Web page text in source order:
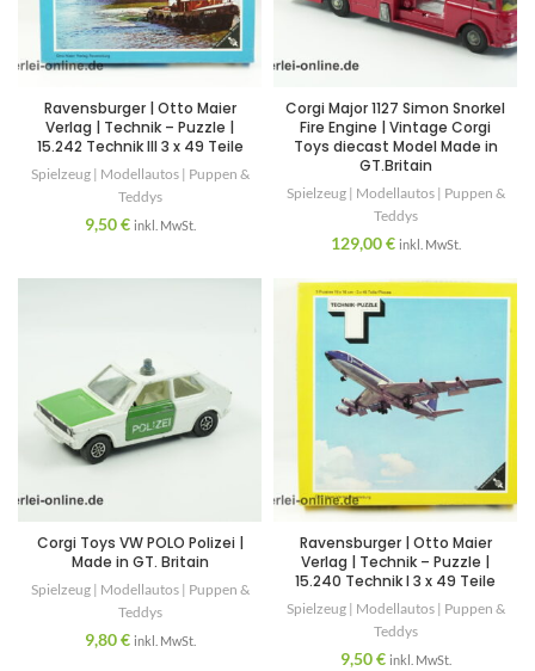
Ravensburger | Otto Maier
Verlag | Technik – Puzzle |
15.242 Technik III 3 x 49 Teile
Spielzeug | Modellautos | Puppen &
Teddys
9,50€ inkl. MwSt.
Corgi Major 1127 Simon Snorkel
Fire Engine | Vintage Corgi
Toys diecast Model Made in
GT.Britain
Spielzeug | Modellautos | Puppen &
Teddys
129,00€ inkl. MwSt.
Corgi Toys VW POLO Polizei |
Made in GT. Britain
Spielzeug | Modellautos | Puppen &
Teddys
9,80€ inkl. MwSt.
Ravensburger | Otto Maier
Verlag | Technik – Puzzle |
15.240 Technik I 3 x 49 Teile
Spielzeug | Modellautos | Puppen &
Teddys
9,50€ inkl. MwSt.